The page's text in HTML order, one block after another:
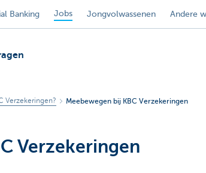
Banking Jobs Jongvolwassenen Andere
Verzekeringen? Meebewegen bij KBC Verzekeringen
Verzekeringen